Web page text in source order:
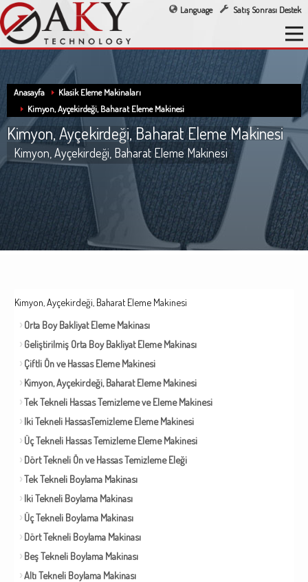
Language Satış Sonrası Destek
Anasayfa
Klasik Eleme Makinaları
Kimyon, Ayçekirdeği, Baharat Eleme Makinesi
Kimyon, Ayçekirdeği, Baharat Eleme Makinesi
Kimyon, Ayçekirdeği, Baharat Eleme Makinesi
Kimyon, Ayçekirdeği, Baharat Eleme Makinesi
Orta Boy Bakliyat Eleme Makinası
Geliştirilmiş Orta Boy Bakliyat Eleme Makinası
Çiftli Ön ve Hassas Eleme Makinesi
Kimyon, Ayçekirdeği, Baharat Eleme Makinesi
Tek Tekneli Hassas Temizleme ve Eleme Makinesi
Iki Tekneli HassasTemizleme Eleme Makinesi
Üç Tekneli Hassas Temizleme Eleme Makinesi
Dört Tekneli Ön ve Hassas Temizleme Eleği
Tek Tekneli Boylama Makinası
Iki Tekneli Boylama Makinası
Üç Tekneli Boylama Makinası
Dört Tekneli Boylama Makinası
Beş Tekneli Boylama Makinası
Altı Tekneli Boylama Makinası